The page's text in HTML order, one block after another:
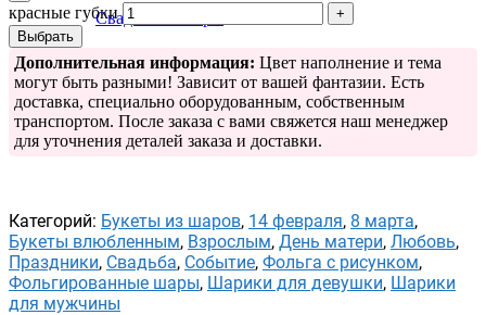
Свадебные шары
Свадебные растяжки
красные губки
Выбрать
Дополнительная информация: Цвет наполнение и тема
могут быть разными! Зависит от вашей фантазии. Есть
доставка, специально оборудованным, собственным
транспортом. После заказа с вами свяжется наш менеджер
для уточнения деталей заказа и доставки.
Категорий: Букеты из шаров, 14 февраля, 8 марта,
Букеты влюбленным, Взрослым, День матери, Любовь,
Праздники, Свадьба, Событие, Фольга с рисунком,
Фольгированные шары, Шарики для девушки, Шарики
для мужчины